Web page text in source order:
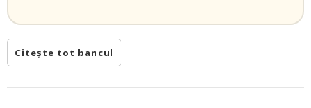
Citește tot bancul